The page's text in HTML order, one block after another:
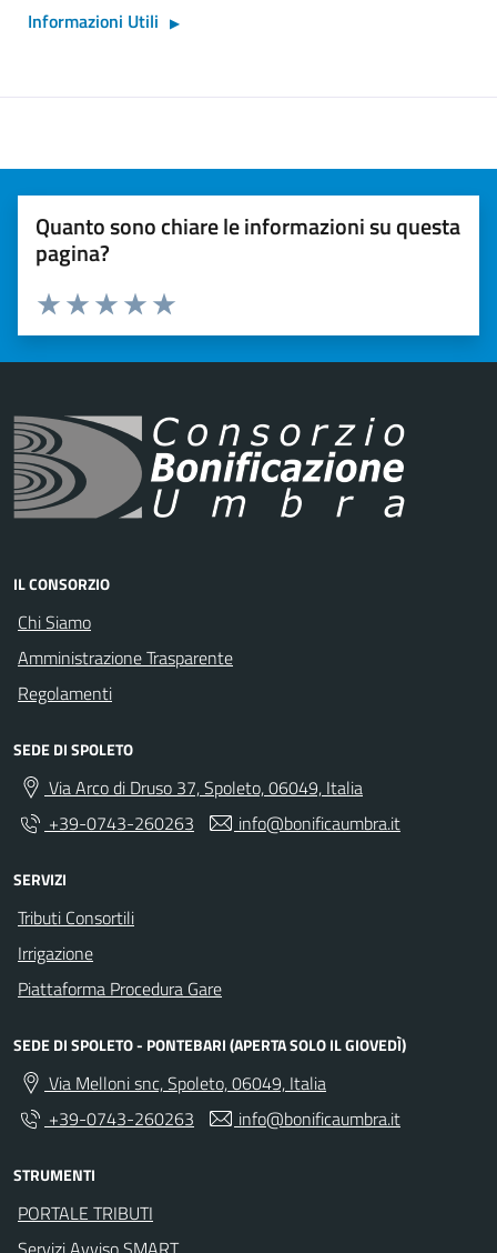
Informazioni Utili
Quanto sono chiare le informazioni su questa
pagina?
Valuta 5 stelle su 5
Valuta 4 stelle su 5
Valuta 3 stelle su 5
Valuta 2 stelle su 5
Valuta 1 stelle su 5
IL CONSORZIO
Chi Siamo
Amministrazione Trasparente
Regolamenti
SEDE DI SPOLETO
Via Arco di Druso 37, Spoleto, 06049, Italia
+39-0743-260263
info@bonificaumbra.it
SERVIZI
Tributi Consortili
Irrigazione
Piattaforma Procedura Gare
SEDE DI SPOLETO - PONTEBARI (APERTA SOLO IL GIOVEDÌ)
Via Melloni snc, Spoleto, 06049, Italia
+39-0743-260263
info@bonificaumbra.it
STRUMENTI
PORTALE TRIBUTI